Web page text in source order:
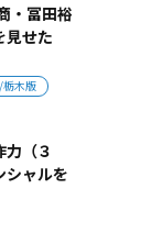
・冨田裕
見せた
木版
力（３
ャルを